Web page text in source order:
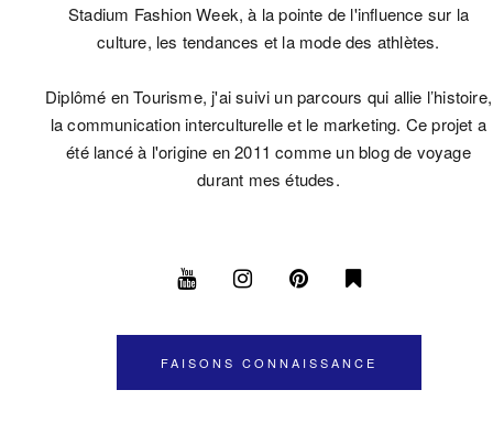
Stadium Fashion Week, à la pointe de l'influence sur la
culture, les tendances et la mode des athlètes.
Diplômé en Tourisme, j'ai suivi un parcours qui allie l’histoire,
la communication interculturelle et le marketing. Ce projet a
été lancé à l'origine en 2011 comme un blog de voyage
durant mes études.
FAISONS CONNAISSANCE